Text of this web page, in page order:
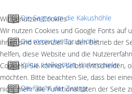
Die Sagen um die Kakushöhle
Die römische Cacushöhle
Kakus, Hollegöttin, Kartenspieler
Die Flucht der Zwerge
Wir benutzen Cookies
Wir nutzen Cookies und Google Fonts auf
ihnen sind essenziell für den Betrieb der
helfen, diese Website und die
Cookies). Sie können selbst entscheiden,
möchten. Bitte beachten Sie, dass bei
nicht mehr alle Funktionalitäten der Seite